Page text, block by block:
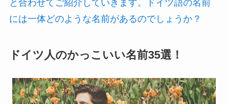
と合わせてご紹介していきます。ドイツ語の名前
には一体どのような名前があるのでしょうか？
ドイツ人のかっこいい名前35選！